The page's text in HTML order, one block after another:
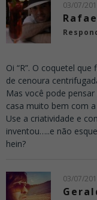
03/07/
Oi “R”. O coquetel
de cenoura
Mas você pode
casa muito bem com
Use a criatividade e
inventou…..e não
hein?
03/07/